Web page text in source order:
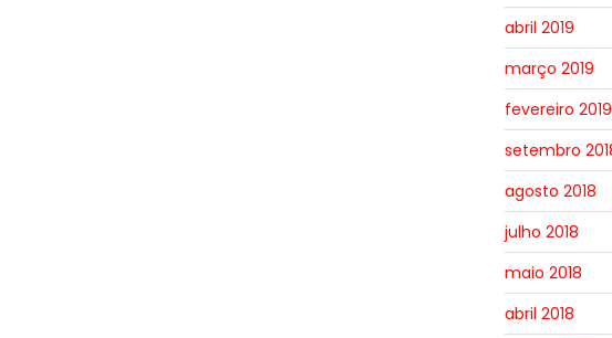
abril 2019
março 2019
fevereiro 2019
setembro
agosto 2018
julho 2018
maio 2018
abril 2018